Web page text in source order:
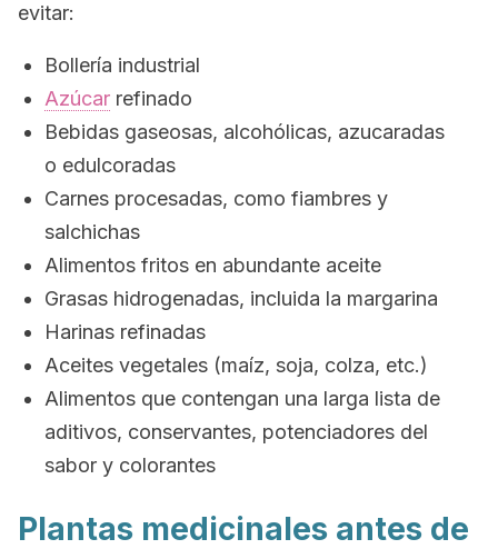
evitar:
Bollería industrial
Azúcar refinado
Bebidas gaseosas, alcohólicas, azucaradas
o edulcoradas
Carnes procesadas, como fiambres y
salchichas
Alimentos fritos en abundante aceite
Grasas hidrogenadas, incluida la margarina
Harinas refinadas
Aceites vegetales (maíz, soja, colza, etc.)
Alimentos que contengan una larga lista de
aditivos, conservantes, potenciadores del
sabor y colorantes
Plantas medicinales antes de